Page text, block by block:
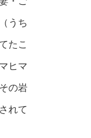
うち
たこ
ヒマ
の岩
れて